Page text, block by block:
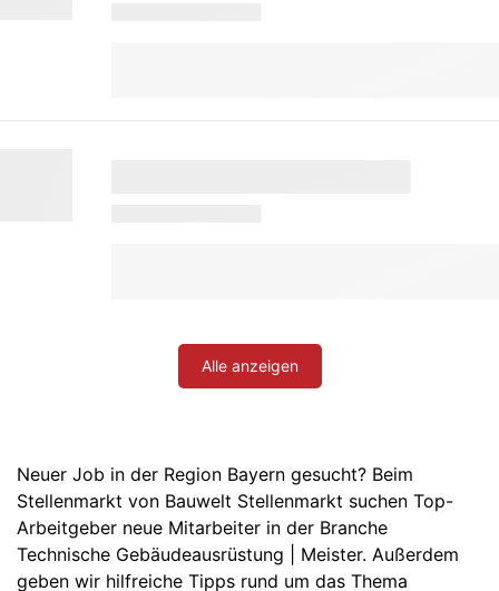
Alle anzeigen
Neuer Job in der Region Bayern gesucht? Beim
Stellenmarkt von Bauwelt Stellenmarkt suchen Top-
Arbeitgeber neue Mitarbeiter in der Branche
Technische Gebäudeausrüstung | Meister. Außerdem
geben wir hilfreiche Tipps rund um das Thema